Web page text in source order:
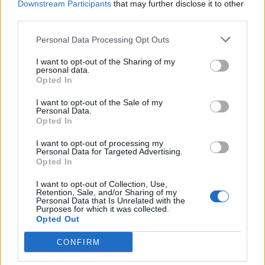
Downstream Participants that may further disclose it to other
Personal Data Processing Opt Outs
I want to opt-out of the Sharing of my
personal data.
Opted In
I want to opt-out of the Sale of my
Personal Data.
Opted In
I want to opt-out of processing my
Personal Data for Targeted Advertising.
Opted In
I want to opt-out of Collection, Use,
Retention, Sale, and/or Sharing of my
Personal Data that Is Unrelated with the
Purposes for which it was collected.
Opted Out
CONFIRM
In evidenza